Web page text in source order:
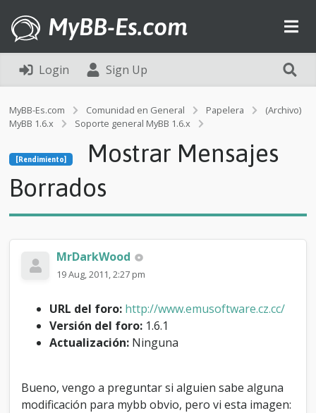
MyBB-Es.com
Login Sign Up
MyBB-Es.com Comunidad en General Papelera
(Archivo)
MyBB 1.6.x
Soporte general MyBB 1.6.x
M
o
a
M
j
r
a
[Rendimiento]
Mostrar Mensajes
Borrados
MrDarkWood
19 Aug, 2011, 2:27 pm
URL del foro: http://www.emusoftware.cz.cc/
Versión del foro: 1.6.1
Actualización: Ninguna
Bueno, vengo a preguntar si alguien sabe alguna
modificación para mybb obvio, pero vi esta imagen: